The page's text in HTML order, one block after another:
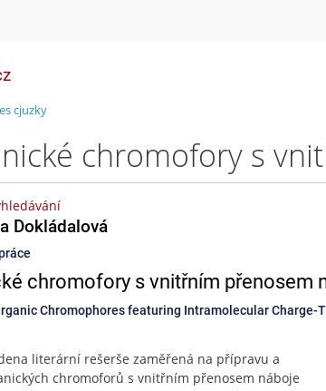
cjuzky
Dokládalová
chromofory s vnitřním přenosem
Chromophores featuring Intramolecular Charge-
literární rešerše zaměřená na přípravu a
chromoforů s vnitřním přenosem náboje